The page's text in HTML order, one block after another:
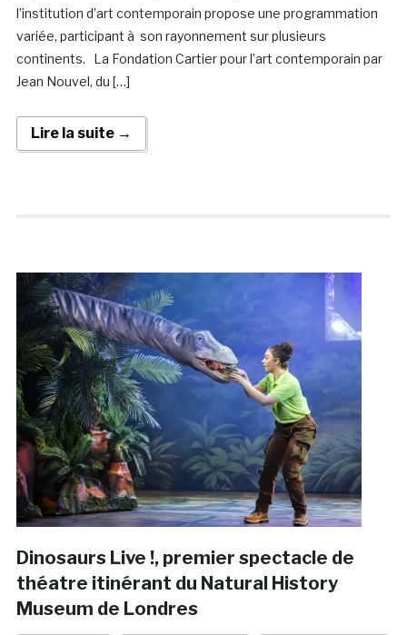
l’institution d’art contemporain propose une programmation
variée, participant à son rayonnement sur plusieurs
continents. La Fondation Cartier pour l’art contemporain par
Jean Nouvel, du […]
Lire la suite →
Dinosaurs Live !, premier spectacle de
théatre itinérant du Natural History
Museum de Londres